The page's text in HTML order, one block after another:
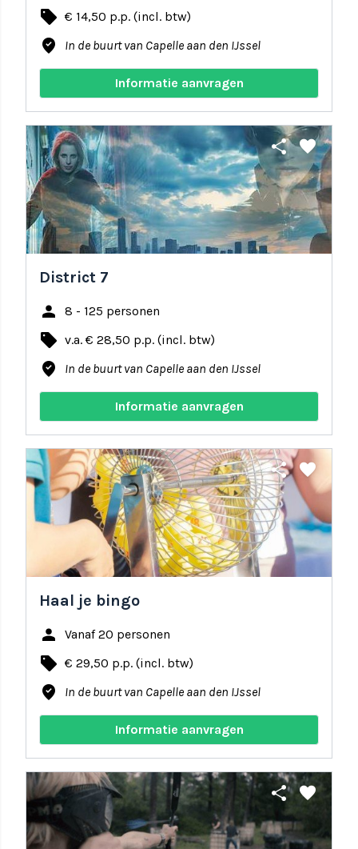
local_offer € 14,50 p.p. (incl. btw)
where_to_vote In de buurt van Capelle aan den IJssel
Informatie aanvragen
share favorite
District 7
person 8 - 125 personen
local_offer v.a. € 28,50 p.p. (incl. btw)
where_to_vote In de buurt van Capelle aan den IJssel
Informatie aanvragen
share favorite
Haal je bingo
person Vanaf 20 personen
local_offer € 29,50 p.p. (incl. btw)
where_to_vote In de buurt van Capelle aan den IJssel
Informatie aanvragen
share favorite